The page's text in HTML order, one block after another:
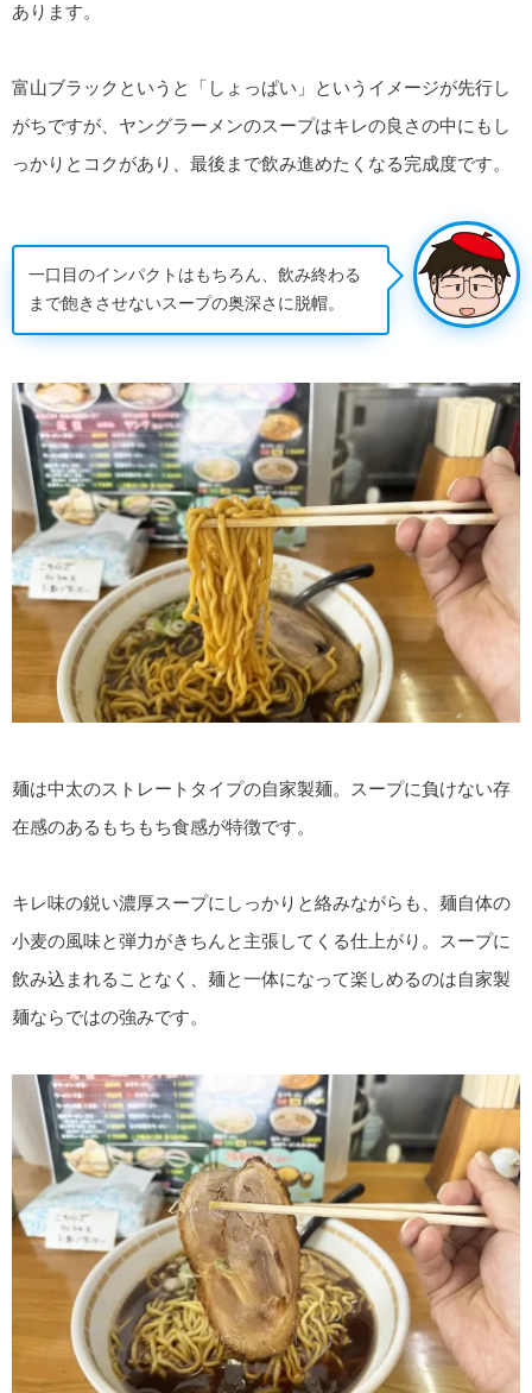
あります。
富山ブラックというと「しょっぱい」というイメージが先行し
がちですが、ヤングラーメンのスープはキレの良さの中にもし
っかりとコクがあり、最後まで飲み進めたくなる完成度です。
一口目のインパクトはもちろん、飲み終わる
まで飽きさせないスープの奥深さに脱帽。
麺は中太のストレートタイプの自家製麺。スープに負けない存
在感のあるもちもち食感が特徴です。
キレ味の鋭い濃厚スープにしっかりと絡みながらも、麺自体の
小麦の風味と弾力がきちんと主張してくる仕上がり。スープに
飲み込まれることなく、麺と一体になって楽しめるのは自家製
麺ならではの強みです。